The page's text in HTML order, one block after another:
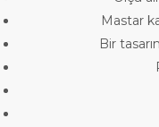
Mastar
Bir